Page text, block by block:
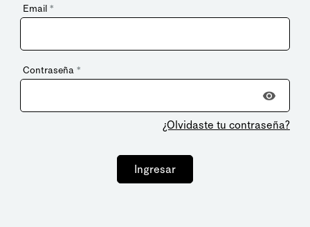
Email *
Contraseña *
¿Olvidaste tu contraseña?
Ingresar